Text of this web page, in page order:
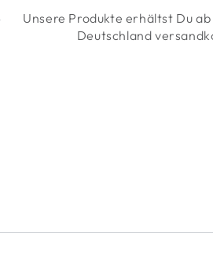
Unsere Produkte erhältst Du
Deutschland